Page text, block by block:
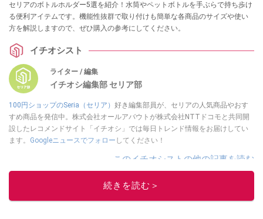
セリアのボトルホルダー5選を紹介！水筒やペットボトルを手ぶらで持ち歩け
る便利アイテムです。機能性抜群で取り付けも簡単な各商品のサイズや使い
方を解説しますので、ぜひ購入の参考にしてください。
イチオシスト
ライター / 編集
イチオシ編集部 セリア部
100円ショップのSeria（セリア） 好き編集部員が、セリアの人気商品やおす
すめ商品を発信中。株式会社オールアバウトが株式会社NTTドコモと共同開
設したレコメンドサイト「イチオシ」では毎日トレンド情報をお届けしてい
ます。 Googleニュースでフォロー してください！
このイチオシストの他の記事を読む
続きを読む＞